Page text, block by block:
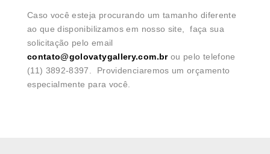
Caso você esteja procurando um tamanho diferente
ao que disponibilizamos em nosso site, faça sua
solicitação pelo email
contato@golovatygallery.com.brou pelo telefone
(11) 3892-8397. Providenciaremos um orçamento
especialmente para você.